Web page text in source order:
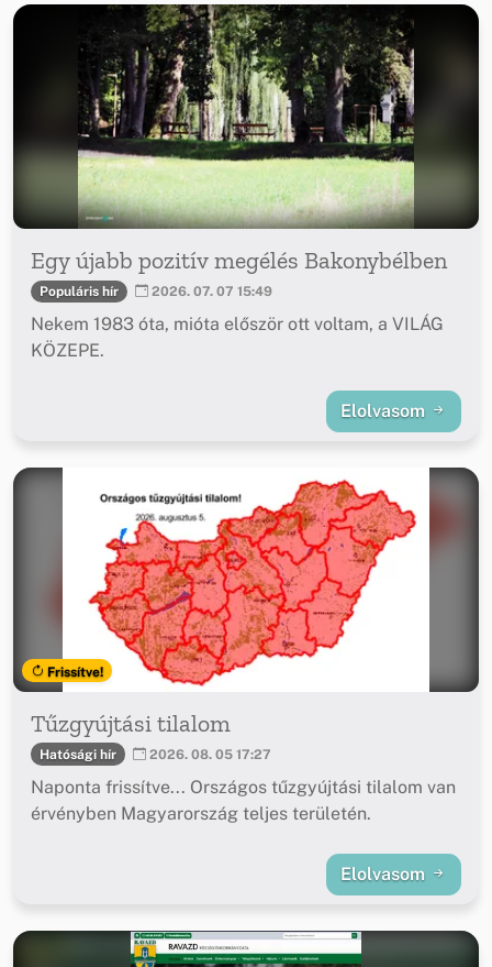
Egy újabb pozitív megélés Bakonybélben
Populáris hír 2026. 07. 07 15:49
Nekem 1983 óta, mióta először ott voltam, a VILÁG
KÖZEPE.
Elolvasom
Frissítve!
Tűzgyújtási tilalom
Hatósági hír 2026. 08. 05 17:27
Naponta frissítve... Országos tűzgyújtási tilalom van
érvényben Magyarország teljes területén.
Elolvasom